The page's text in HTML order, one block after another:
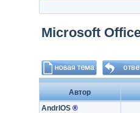
Microsoft
Автор
AndrIOS ®